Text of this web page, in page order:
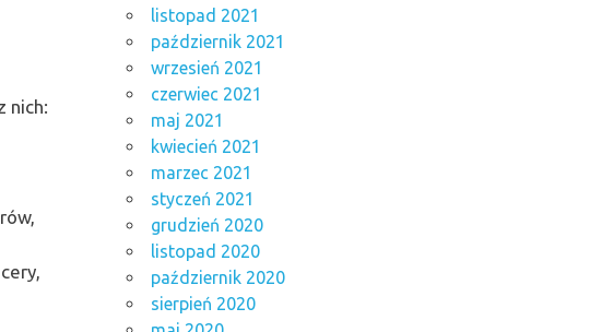
nich:
listopad 2021
październik 2021
wrzesień 2021
czerwiec 2021
maj 2021
kwiecień 2021
marzec 2021
styczeń 2021
grudzień 2020
listopad 2020
październik 2020
sierpień 2020